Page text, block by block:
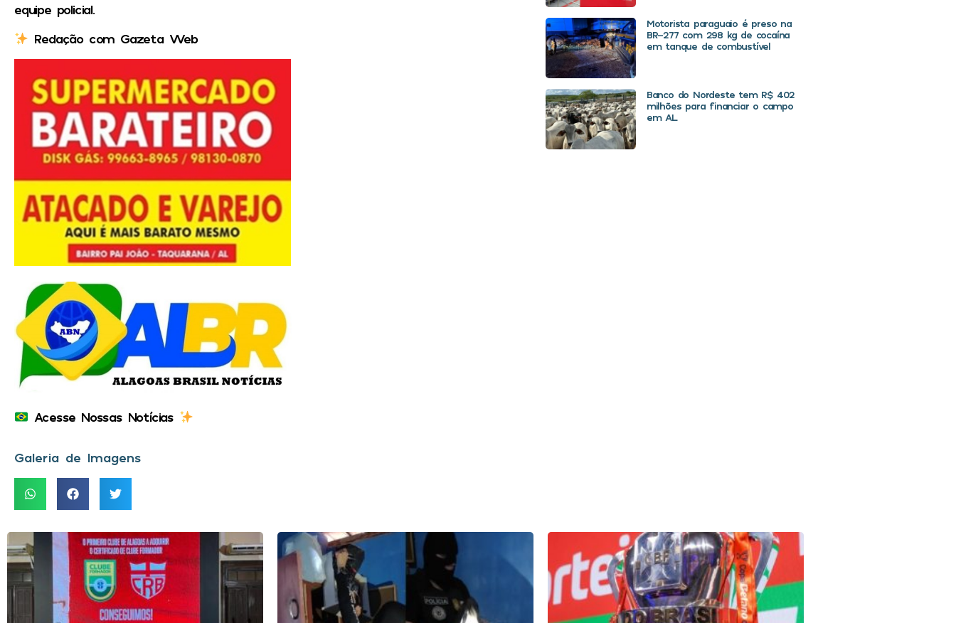
equipe policial.
Redação com Gazeta Web
Acesse Nossas Notícias
Galeria de Imagens
Motorista paraguaio é preso na
BR-277 com 298 kg de cocaína
em tanque de combustível
Banco do Nordeste tem R$ 402
milhões para financiar o campo
em AL